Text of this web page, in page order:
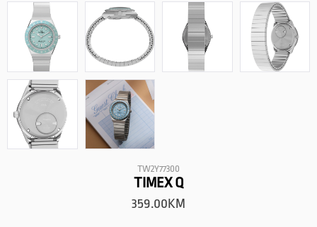
TW2Y77300
TIMEX Q
359.00KM